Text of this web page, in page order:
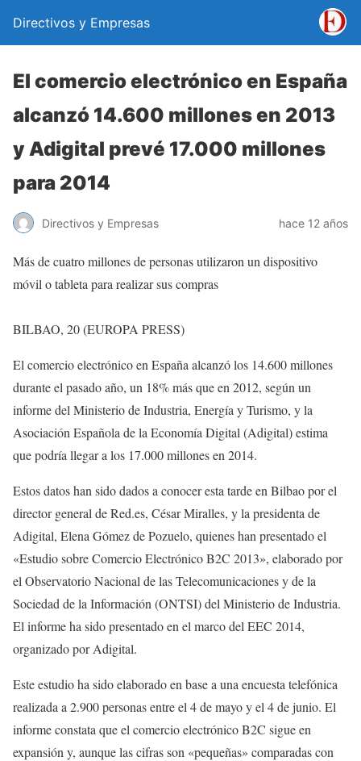
Directivos y Empresas
El comercio electrónico en España
alcanzó 14.600 millones en 2013
y Adigital prevé 17.000 millones
para 2014
Directivos y Empresas hace 12 años
Más de cuatro millones de personas utilizaron un dispositivo
móvil o tableta para realizar sus compras
BILBAO, 20 (EUROPA PRESS)
El comercio electrónico en España alcanzó los 14.600 millones
durante el pasado año, un 18% más que en 2012, según un
informe del Ministerio de Industria, Energía y Turismo, y la
Asociación Española de la Economía Digital (Adigital) estima
que podría llegar a los 17.000 millones en 2014.
Estos datos han sido dados a conocer esta tarde en Bilbao por el
director general de Red.es, César Miralles, y la presidenta de
Adigital, Elena Gómez de Pozuelo, quienes han presentado el
«Estudio sobre Comercio Electrónico B2C 2013», elaborado por
el Observatorio Nacional de las Telecomunicaciones y de la
Sociedad de la Información (ONTSI) del Ministerio de Industria.
El informe ha sido presentado en el marco del EEC 2014,
organizado por Adigital.
Este estudio ha sido elaborado en base a una encuesta telefónica
realizada a 2.900 personas entre el 4 de mayo y el 4 de junio. El
informe constata que el comercio electrónico B2C sigue en
expansión y, aunque las cifras son «pequeñas» comparadas con